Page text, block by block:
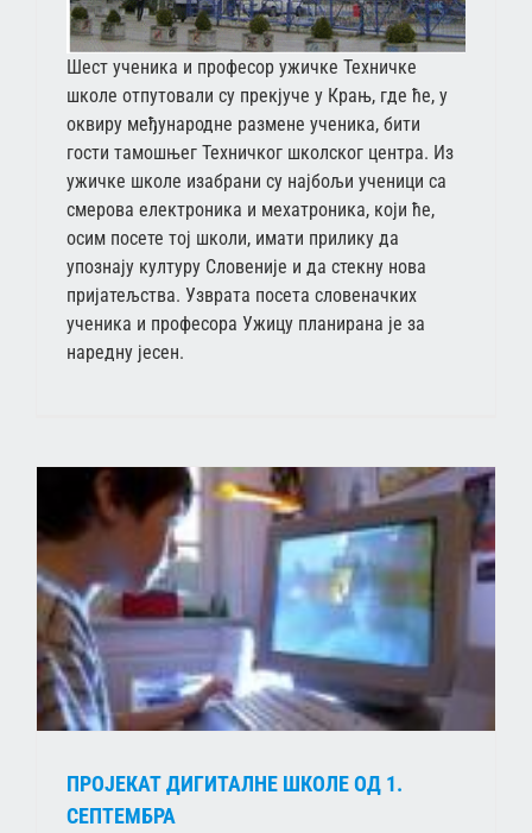
Шест ученика и професор ужичке Техничке
школе отпутовали су прекјуче у Крањ, где ће, у
оквиру међународне размене ученика, бити
гости тамошњег Техничког школског центра. Из
ужичке школе изабрани су најбољи ученици са
смерова електроника и мехатроника, који ће,
осим посете тој школи, имати прилику да
упознају културу Словеније и да стекну нова
пријатељства. Узврата посета словеначких
ученика и професора Ужицу планирана је за
наредну јесен.
ПРОЈЕКАТ ДИГИТАЛНЕ ШКОЛЕ ОД 1.
СЕПТЕМБРА